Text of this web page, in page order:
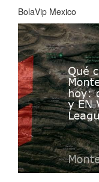
BolaVip Mexico